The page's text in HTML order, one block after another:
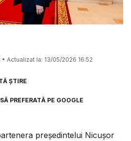
• Actualizat la: 13/05/2026 16:52
ȘTIRE
PREFERATĂ PE GOOGLE
președintelui Nicușor